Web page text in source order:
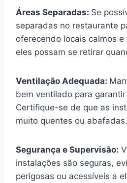
Áreas Separadas: Se
separadas no restaurante
oferecendo locais calmos
eles possam se retirar
Ventilação Adequada:
bem ventilado para
Certifique-se de que as
muito quentes ou abafadas.
Segurança e Supervisão:
instalações são seguras,
perigosas ou acessíveis a